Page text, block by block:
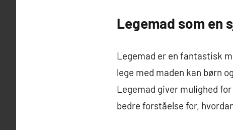
Legemad som en
Legemad er en fantastisk
lege med maden kan børn
Legemad giver mulighed
bedre forståelse for,